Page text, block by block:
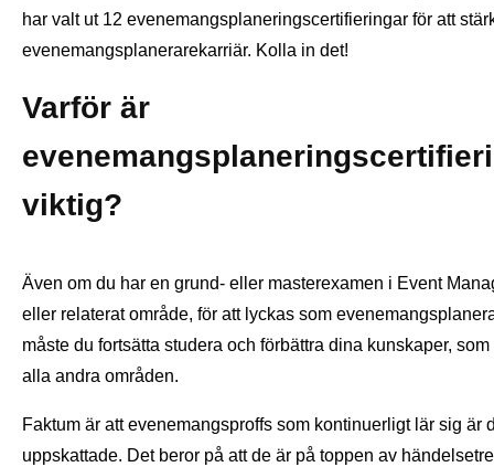
har valt ut 12 evenemangsplaneringscertifieringar för att
evenemangsplanerarekarriär. Kolla in det!
Varför är
viktig?
Även om du har en grund- eller masterexamen i Event
eller relaterat område, för att lyckas som
måste du fortsätta studera och förbättra dina kunskaper,
alla andra områden.
Faktum är att evenemangsproffs som kontinuerligt lär sig är
uppskattade. Det beror på att de är på toppen av